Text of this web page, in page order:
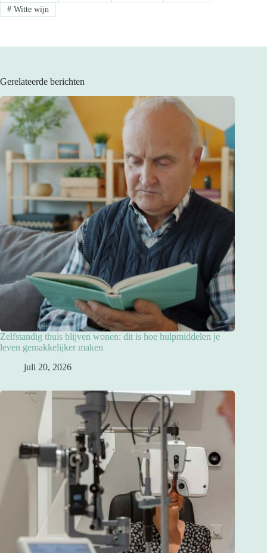
#Witte wijn
Gerelateerde berichten
Zelfstandig thuis blijven wonen: dit is hoe hulpmiddelen je
leven gemakkelijker maken
juli 20, 2026